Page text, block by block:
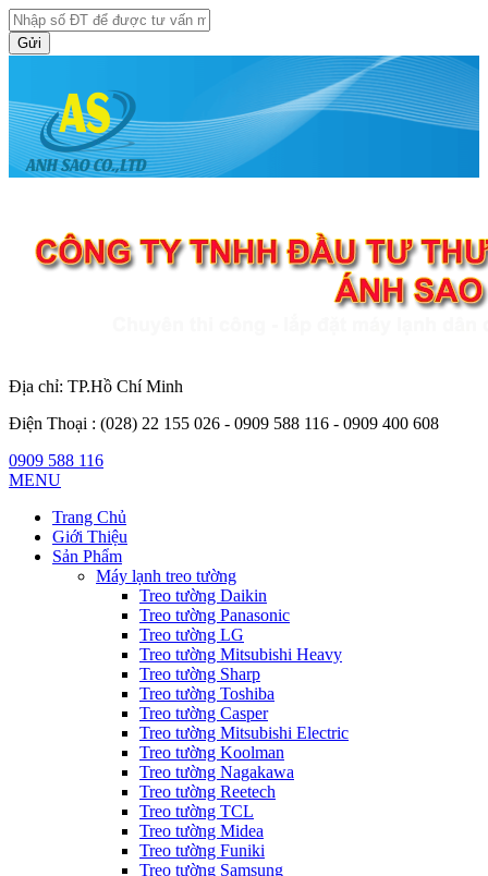
Gửi
Địa chỉ: TP.Hồ Chí Minh
Điện Thoại : (028) 22 155 026 - 0909 588 116 - 0909 400 608
0909 588 116
MENU
Trang Chủ
Giới Thiệu
Sản Phẩm
Máy lạnh treo tường
Treo tường Daikin
Treo tường Panasonic
Treo tường LG
Treo tường Mitsubishi Heavy
Treo tường Sharp
Treo tường Toshiba
Treo tường Casper
Treo tường Mitsubishi Electric
Treo tường Koolman
Treo tường Nagakawa
Treo tường Reetech
Treo tường TCL
Treo tường Midea
Treo tường Funiki
Treo tường Samsung